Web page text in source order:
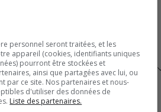
personnel seront traitées, et les
appareil (cookies, identifiants uniques
pourront être stockées et
ainsi que partagées avec lui, ou
par ce site. Nos partenaires et nous-
d'utiliser des données de
Liste des partenaires.